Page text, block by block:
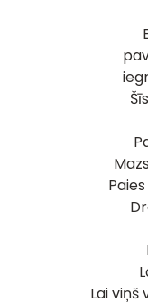
Lai viņš